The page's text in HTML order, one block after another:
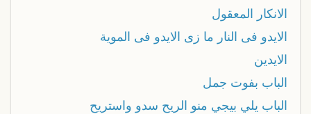
الانكار المعقول
الايدو فى النار ما زى الايدو فى الموية
الايدين
الباب بفوت جمل
الباب يلي بيجي منو الريح سدو واستريح